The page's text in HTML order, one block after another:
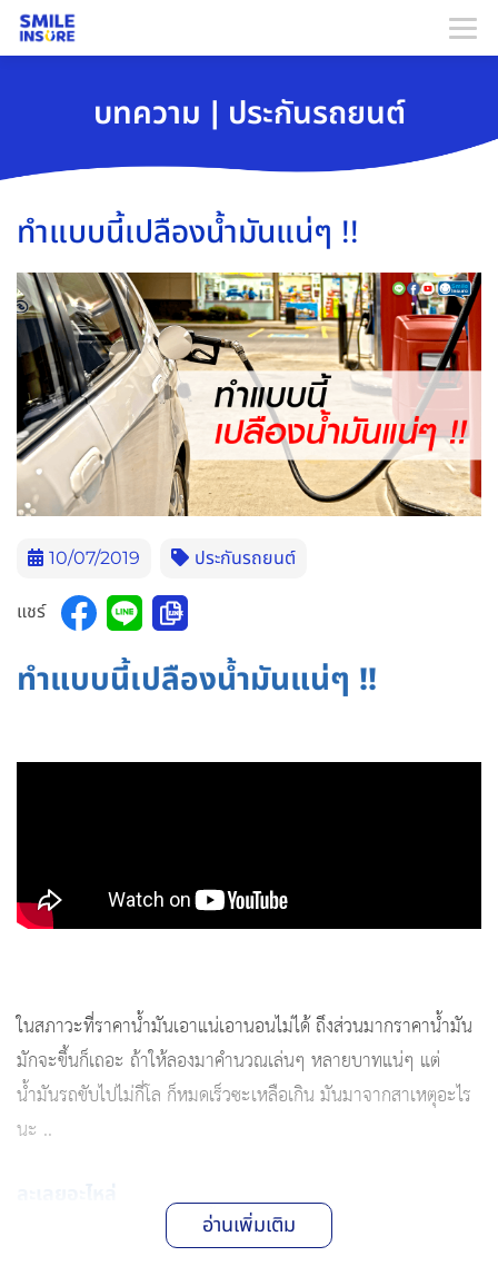
บทความ | ประกันรถยนต์
ทำแบบนี้เปลืองน้ำมันแน่ๆ !!
10/07/2019 ประกันรถยนต์
แชร์
ทำแบบนี้เปลืองน้ำมันแน่ๆ !!
ในสภาวะที่ราคาน้ำมันเอาแน่เอานอนไม่ได้ ถึงส่วนมากราคาน้ำมัน
มักจะขึ้นก็เถอะ ถ้าให้ลองมาคำนวณเล่นๆ หลายบาทแน่ๆ แต่
น้ำมันรถขับไปไม่กี่โล ก็หมดเร็วซะเหลือเกิน มันมาจากสาเหตุอะไร
นะ ..
อะไหล่รถยนต์ก็สามารถสูบน้ำมันรถของเราได้เหมือนกันค่ะ เพราะ
ถ้าเครื่องยนต์ของเราเสื่อมสภาพ เครื่องยนต์ก็จะใช้กำลังในการ
อ่านเพิ่มเติม